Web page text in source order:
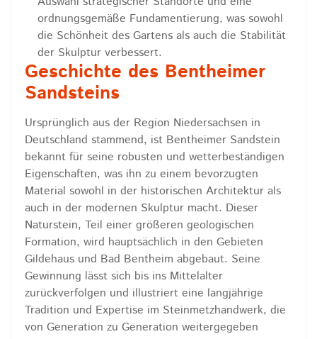
ordnungsgemäße Fundamentierung, was sowohl
die Schönheit des Gartens als auch die Stabilität
der Skulptur verbessert.
Geschichte des Bentheimer
Sandsteins
Ursprünglich aus der Region Niedersachsen in
Deutschland stammend, ist Bentheimer Sandstein
bekannt für seine robusten und wetterbeständigen
Eigenschaften, was ihn zu einem bevorzugten
Material sowohl in der historischen Architektur als
auch in der modernen Skulptur macht. Dieser
Naturstein, Teil einer größeren geologischen
Formation, wird hauptsächlich in den Gebieten
Gildehaus und Bad Bentheim abgebaut. Seine
Gewinnung lässt sich bis ins Mittelalter
zurückverfolgen und illustriert eine langjährige
Tradition und Expertise im Steinmetzhandwerk, die
von Generation zu Generation weitergegeben